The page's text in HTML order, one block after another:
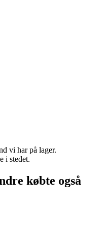
vi har på lager.
i stedet.
købte også